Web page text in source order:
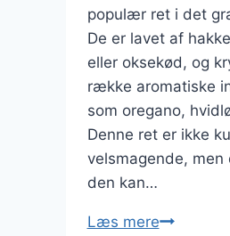
populær ret i det
De er lavet af
eller oksekød, og
række aromatiske
som oregano,
Denne ret er ikke
velsmagende, men
den kan…
Læs mere